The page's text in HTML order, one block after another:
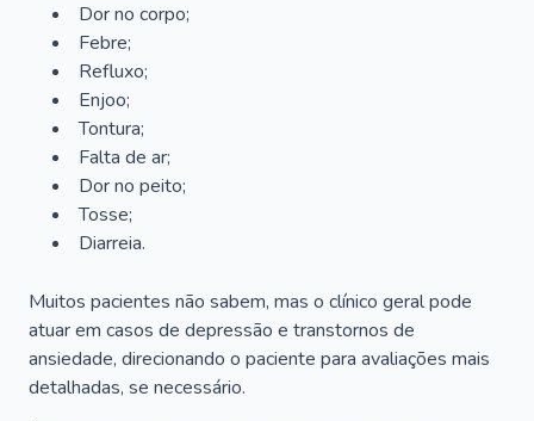
Dor no corpo;
Febre;
Refluxo;
Enjoo;
Tontura;
Falta de ar;
Dor no peito;
Tosse;
Diarreia.
Muitos pacientes não sabem, mas o clínico geral pode
atuar em casos de depressão e transtornos de
ansiedade, direcionando o paciente para avaliações mais
detalhadas, se necessário.